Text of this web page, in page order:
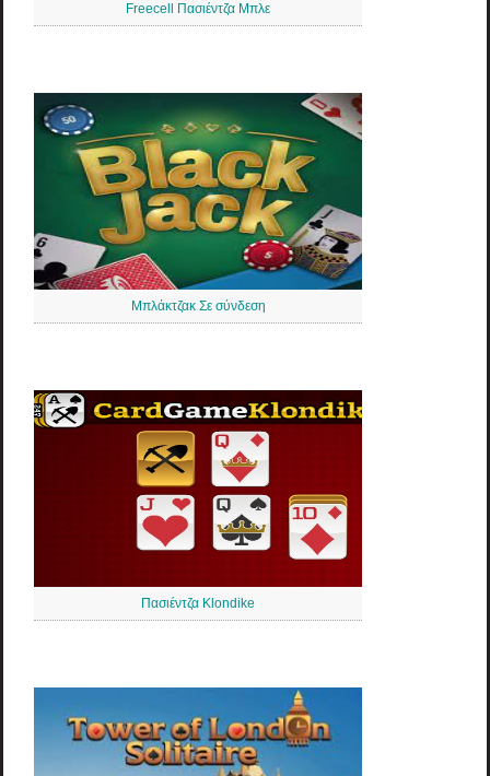
Freecell Πασιέντζα Μπλε
Μπλάκτζακ Σε σύνδεση
Πασιέντζα Klondike